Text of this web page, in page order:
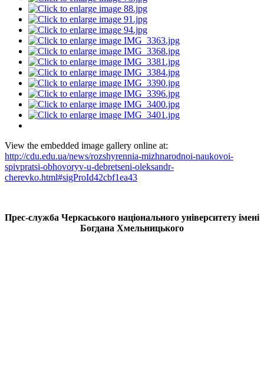
View the embedded image gallery online at:
http://cdu.edu.ua/news/rozshyrennia-mizhnarodnoi-naukovoi-
spivpratsi-obhovoryv-u-debretseni-oleksandr-
cherevko.html#sigProId42cbf1ea43
Прес-служба Черкаського національного університету імені
Богдана Хмельницького